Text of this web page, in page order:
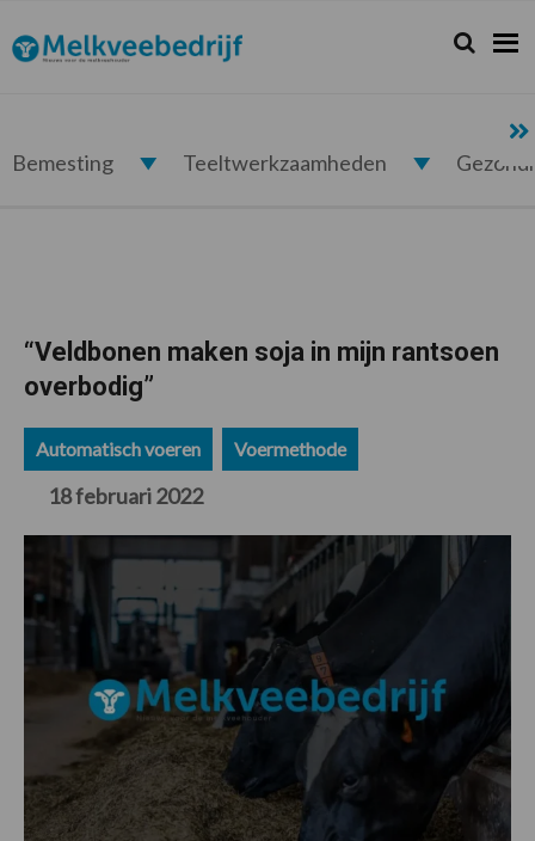
de
hoofdnavigatie
de
hoofd
de
eerste
de
voettekst
Melkveebedrijf.nl Zoeken...
Zoek
Bemesting Teeltwerkzaamheden
“Veldbonen maken soja in mijn rantsoen
overbodig”
Automatisch voeren Voermethode
18 februari 2022